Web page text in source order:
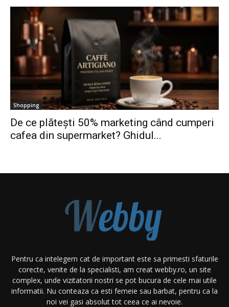
Shopping
De ce plătești 50% marketing când cumperi
cafea din supermarket? Ghidul...
Pentru ca intelegem cat de important este sa primesti sfaturile
corecte, venite de la specialisti, am creat webby.ro, un site
complex, unde vizitatorii nostri se pot bucura de cele mai utile
informatii. Nu conteaza ca esti femeie sau barbat, pentru ca la
noi vei gasi absolut tot ceea ce ai nevoie.